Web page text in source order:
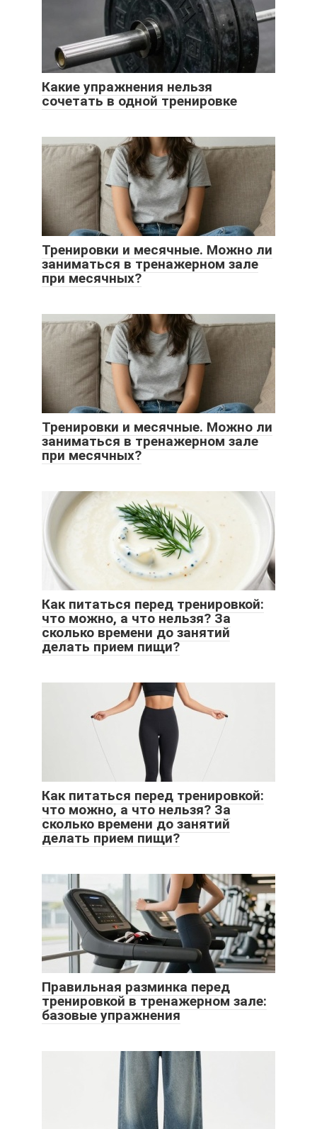
Какие упражнения нельзя
сочетать в одной тренировке
Тренировки и месячные. Можно ли
заниматься в тренажерном зале
при месячных?
Тренировки и месячные. Можно ли
заниматься в тренажерном зале
при месячных?
Как питаться перед тренировкой:
что можно, а что нельзя? За
сколько времени до занятий
делать прием пищи?
Как питаться перед тренировкой:
что можно, а что нельзя? За
сколько времени до занятий
делать прием пищи?
Правильная разминка перед
тренировкой в тренажерном зале:
базовые упражнения